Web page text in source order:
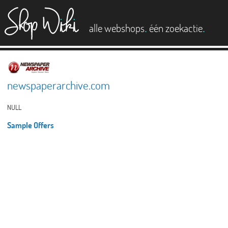
alle webshops. één zoekactie.
newspaperarchive.com
NULL
Sample Offers